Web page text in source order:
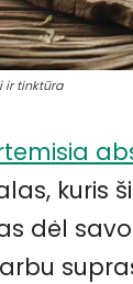
ir tinktūra
kuris
dėl